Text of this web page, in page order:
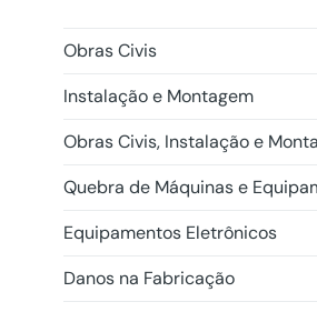
Obras Civis
Instalação e Montagem
Obras Civis, Instalação e
Quebra de Máquinas e
Equipamentos Eletrônicos
Danos na Fabricação